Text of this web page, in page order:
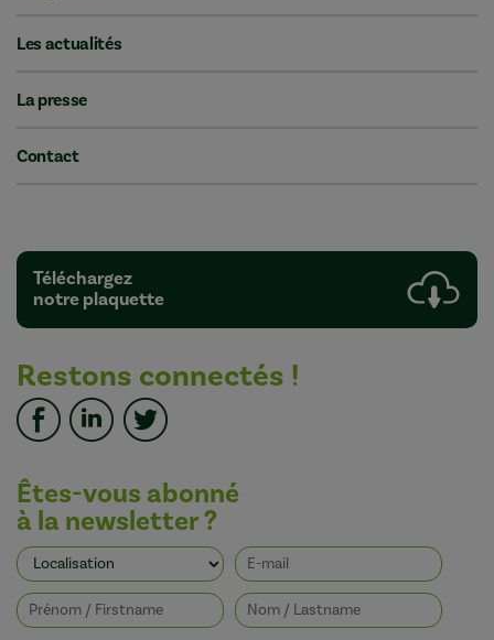
Les actualités
La presse
Contact
Téléchargez
notre plaquette
Restons connectés !
Êtes-vous abonné
à la newsletter ?